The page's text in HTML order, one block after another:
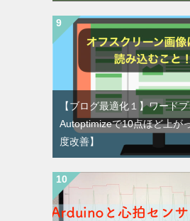
【ブログ最適化１】ワード
Autoptimizeで10点ほど上が
度改善】